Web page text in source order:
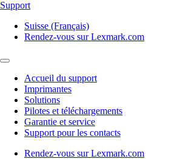
Support
Suisse (Français)
Rendez-vous sur Lexmark.com
Accueil du support
Imprimantes
Solutions
Pilotes et téléchargements
Garantie et service
Support pour les contacts
Rendez-vous sur Lexmark.com